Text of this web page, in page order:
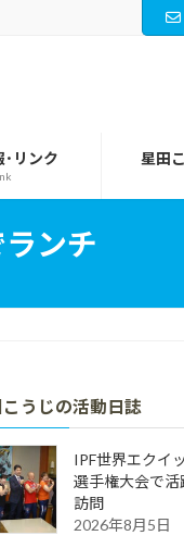
･リンク 星田
ンチ
うじの活動日誌
IPF世界エクイ
選手権大会で
訪問
2026年8月5日